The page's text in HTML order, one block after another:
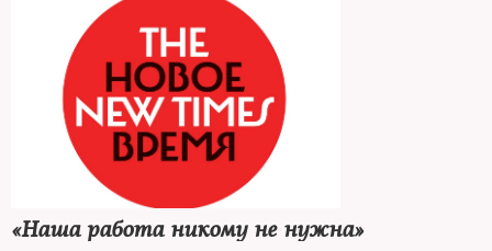
«Наша работа никому не нужна»